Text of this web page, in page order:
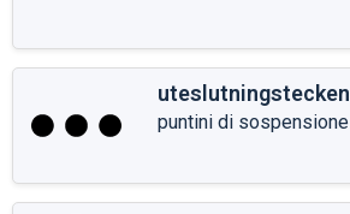
uteslutningstecken
puntini di sospensione